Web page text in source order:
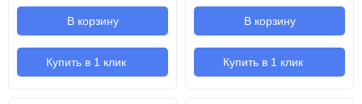
В корзину
Купить в 1 клик
В корзину
Купить в 1 клик